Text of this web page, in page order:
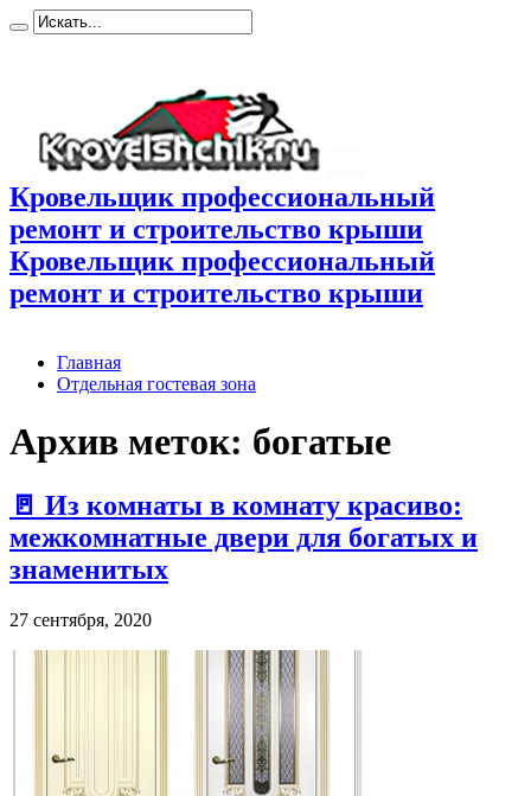
Кровельщик профессиональный
ремонт и строительство крыши
Кровельщик профессиональный
ремонт и строительство крыши
Главная
Отдельная гостевая зона
Архив меток: богатые
🚪 Из комнаты в комнату красиво:
межкомнатные двери для богатых и
знаменитых
27 сентября, 2020